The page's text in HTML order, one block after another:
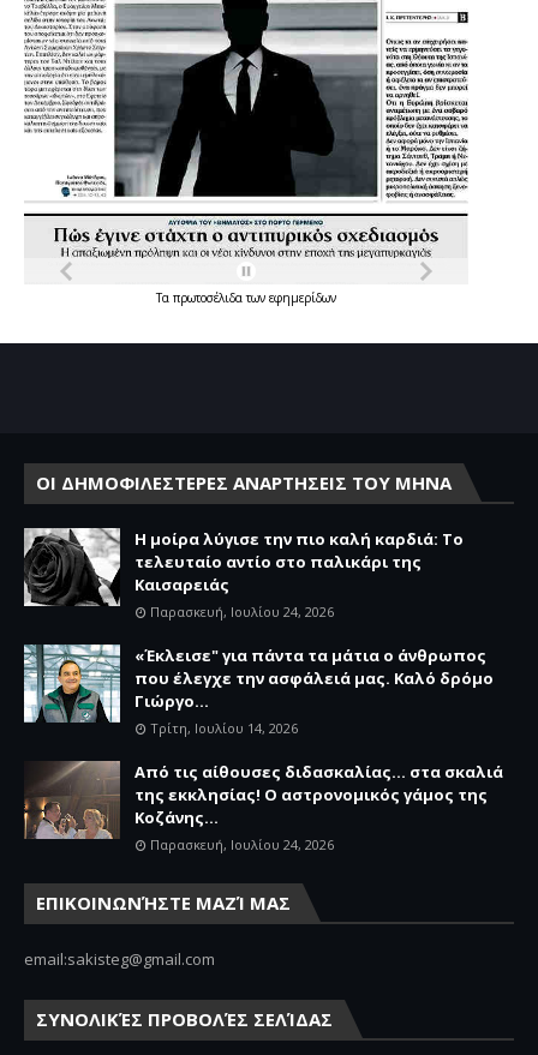
Τα πρωτοσέλιδατων εφημερίδων
ΟΙ ΔΗΜΟΦΙΛΕΣΤΕΡΕΣ ΑΝΑΡΤΗΣΕΙΣ ΤΟΥ ΜΗΝΑ
Η μοίρα λύγισε την πιο καλή καρδιά: Το
τελευταίο αντίο στο παλικάρι της
Καισαρειάς
Παρασκευή, Ιουλίου 24, 2026
«Έκλεισε" για πάντα τα μάτια ο άνθρωπος
που έλεγχε την ασφάλειά μας. Καλό δρόμο
Γιώργο...
Τρίτη, Ιουλίου 14, 2026
Από τις αίθουσες διδασκαλίας… στα σκαλιά
της εκκλησίας! Ο αστρονομικός γάμος της
Κοζάνης...
Παρασκευή, Ιουλίου 24, 2026
ΕΠΙΚΟΙΝΩΝΉΣΤΕ ΜΑΖΊ ΜΑΣ
email:sakisteg@gmail.com
ΣΥΝΟΛΙΚΈΣ ΠΡΟΒΟΛΈΣ ΣΕΛΊΔΑΣ